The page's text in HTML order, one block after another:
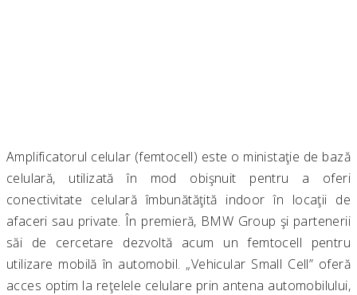
Amplificatorul celular (femtocell) este o ministaţie de bază
celulară, utilizată în mod obişnuit pentru a oferi
conectivitate celulară îmbunătăţită indoor în locaţii de
afaceri sau private. În premieră, BMW Group şi partenerii
săi de cercetare dezvoltă acum un femtocell pentru
utilizare mobilă în automobil. „Vehicular Small Cell” oferă
acces optim la reţelele celulare prin antena automobilului,